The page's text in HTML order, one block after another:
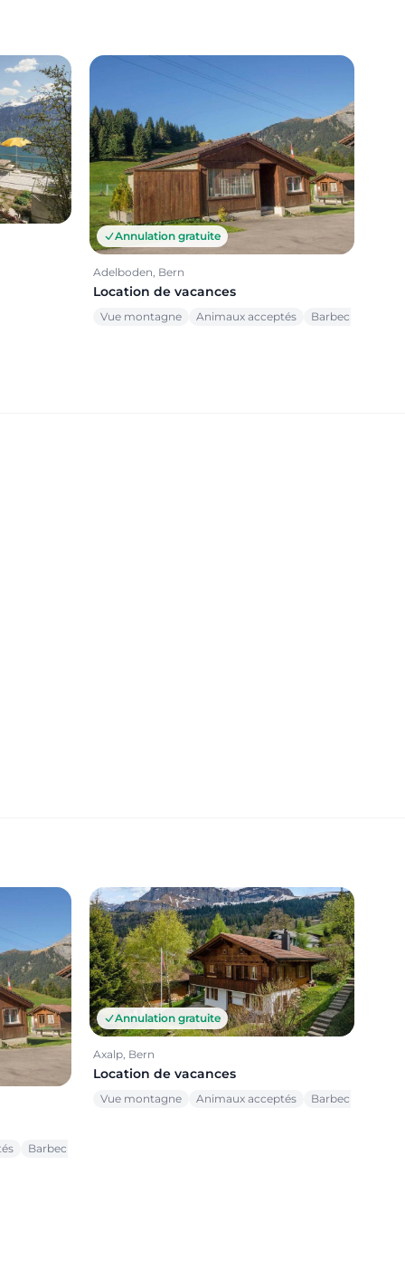
Annulation gratuite
Adelboden, Bern
Location de vacances
Vue montagne Animaux acceptés Barbecue
Barbecue
Annulation gratuite
Axalp, Bern
Location de vacances
Vue montagne Animaux acceptés Barbecue